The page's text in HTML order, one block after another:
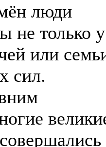
люди
не только у
или
сил.